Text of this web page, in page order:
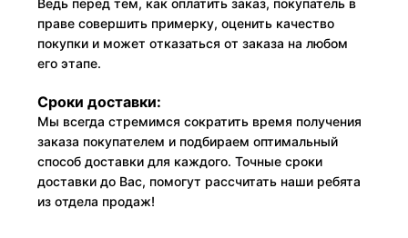
Ведь перед тем, как оплатить заказ, покупатель в
праве совершить примерку, оценить качество
покупки и может отказаться от заказа на любом
его этапе.
Сроки доставки:
Мы всегда стремимся сократить время получения
заказа покупателем и подбираем оптимальный
способ доставки для каждого. Точные сроки
доставки до Вас, помогут рассчитать наши ребята
из отдела продаж!